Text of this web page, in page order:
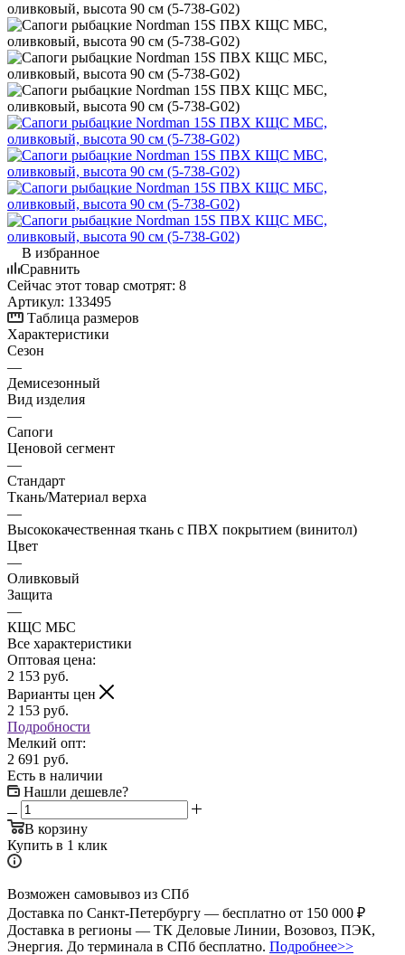
В избранное
Сравнить
Сейчас этот товар смотрят: 8
Артикул: 133495
Таблица размеров
Характеристики
Сезон
—
Демисезонный
Вид изделия
—
Сапоги
Ценовой сегмент
—
Стандарт
Ткань/Материал верха
—
Высококачественная ткань с ПВХ покрытием (винитол)
Цвет
—
Оливковый
Защита
—
КЩС МБС
Все характеристики
Оптовая цена:
2 153 руб.
Варианты цен
2 153 руб.
Подробности
Мелкий опт:
2 691 руб.
Есть в наличии
Нашли дешевле?
В корзину
Купить в 1 клик
Возможен самовывоз из СПб
Доставка по Санкт-Петербургу — бесплатно от 150 000 ₽
Доставка в регионы — ТК Деловые Линии, Возовоз, ПЭК,
Энергия. До терминала в СПб бесплатно. Подробнее>>